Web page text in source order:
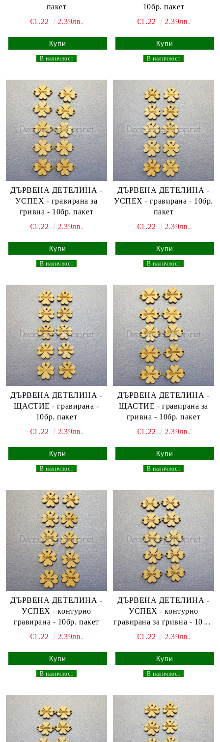
пакет
€1.22
2.39лв.
В наличност
10бр. пакет
€1.22
2.39лв.
В наличност
ДЪРВЕНА ДЕТЕЛИНА -
УСПЕХ - гравирана за
гривна - 10бр. пакет
€1.22
2.39лв.
В наличност
ДЪРВЕНА ДЕТЕЛИНА -
УСПЕХ - гравирана - 10бр.
пакет
€1.22
2.39лв.
В наличност
ДЪРВЕНА ДЕТЕЛИНА -
ЩАСТИЕ - гравирана -
10бр. пакет
€1.22
2.39лв.
В наличност
ДЪРВЕНА ДЕТЕЛИНА -
ЩАСТИЕ - гравирана за
гривна - 10бр. пакет
€1.22
2.39лв.
В наличност
ДЪРВЕНА ДЕТЕЛИНА -
УСПЕХ - контурно
гравирана - 10бр. пакет
€1.22
2.39лв.
В наличност
ДЪРВЕНА ДЕТЕЛИНА -
УСПЕХ - контурно
гравирана за гривна - 10бр.
пакет
€1.22 2.39лв.
В наличност